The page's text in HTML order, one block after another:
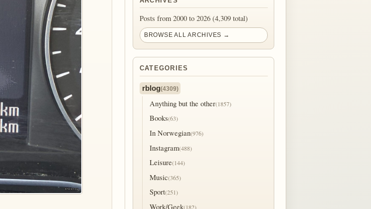
Posts from 2000 to 2026 (4,309 total)
BROWSE ALL ARCHIVES →
CATEGORIES
rblog(4309)
Anything but the other(1857)
Books(63)
In Norwegian(976)
Instagram(488)
Leisure(144)
Music(365)
Sport(251)
Work/Geek(182)